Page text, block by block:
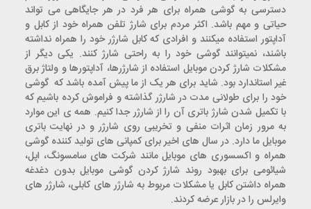
دسترسی به گوشی همراه برای هر فرد در هر جایگاهی می تواند
حیاتی و مهم باشد. اکثر مردم برای شارژ تلفن همراه خود از کابل و
آداپتور استفاده میکنند و افرادی که کابل شارژر خود را همراه نداشته
باشند، نمیتوانند گوشی خود را به راحتی شارژ کنند. یکی دیگر از
مشکلات شارژ کردن موبایل استفاده از شارژرها، آداپتورها و ولتاژ برق
غیر استاندارد بود. شاید برای هر یک از ما پیش آمده باشد که گوشی
خود را برای طولانی مدت در شارژر گذاشته و فراموش کرده باشیم که
با تکمیل شدن شارژ باتری آن را از شارژر جدا کنیم. همه ی این موارد
به مرور زمان اثرات منفی و تخریبی روی شارژر و در نهایت باتری
موبایل ما دارد. در سال های اخیر برای کمپانی های تولید کننده گوشی
همراه و اکسسوری های موبایل مانند شرکت های سامسونگ، اپل،
شیائومی برای بهبود روند شارژ کردن گوشی موبایل بدون دغدغه
همراه داشتن کابل یا مشکلات مربوط به شارژر های کابلی، شارژر های
وایرلس را در بازار عرضه کردند.